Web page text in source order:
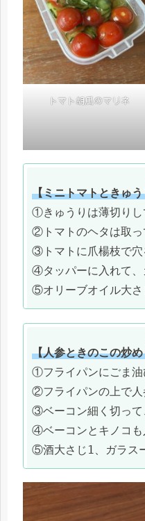
トマト胡瓜のマリネ
【ミニトマトときゅ
①きゅうりは薄切りし
②トマトのヘタは取っ
③トマトに爪楊枝で
④タッパーに入れて
⑤オリーブオイル大さ
【人参ときのこの炒
①フライパンにごま油
②フライパンの上で人
③ベーコン細く切って
④ベーコンとキノコも
⑤酒大さじ1、ガラス